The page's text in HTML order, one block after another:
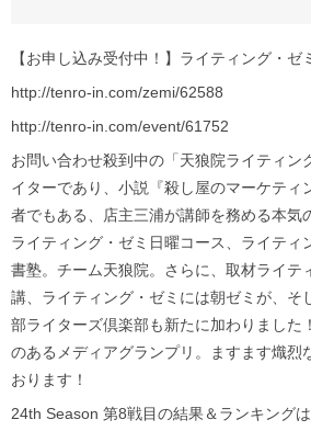
【お申し込み受付中！】ライティング・ゼ
http://tenro-in.com/zemi/62588
http://tenro-in.com/event/61752
お問い合わせ殺到中の「天狼院ライティン
イターであり、小説『殺し屋のマーケティ
者でもある、店主三浦が講師を務める本気
ライティング・ゼミ日曜コース、ライティ
書塾。チーム天狼院。さらに、取材ライテ
講、ライティング・ゼミには朝ゼミが、そ
部ライターズ倶楽部も新たに加わりまし
のあるメディアグランプリ。ますます熾烈
おります！
24th Season 第8戦目の結果＆ランキングは